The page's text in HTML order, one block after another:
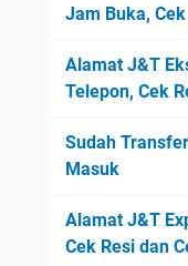
Jam Buka,
Alamat J&T
Telepon, Cek
Sudah
Masuk
Alamat J&T
Cek Resi dan